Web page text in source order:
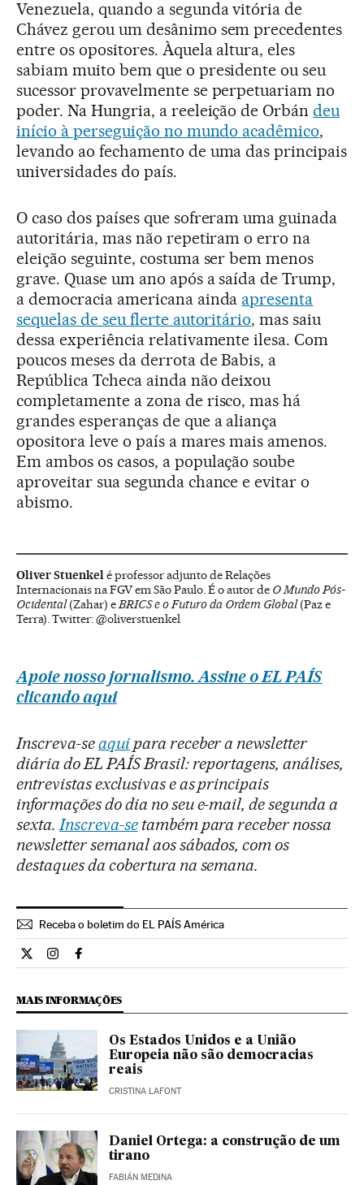
Venezuela, quando a segunda vitória de
Chávez gerou um desânimo sem precedentes
entre os opositores. Àquela altura, eles
sabiam muito bem que o presidente ou seu
sucessor provavelmente se perpetuariam no
poder. Na Hungria, a reeleição de Orbándeu
início à perseguição no mundo acadêmico,
levando ao fechamento de uma das principais
universidades do país.
O caso dos países que sofreram uma guinada
autoritária, mas não repetiram o erro na
eleição seguinte, costuma ser bem menos
grave. Quase um ano após a saída de Trump,
a democracia americana ainda apresenta
sequelas de seu flerte autoritário, mas saiu
dessa experiência relativamente ilesa. Com
poucos meses da derrota de Babis, a
República Tcheca ainda não deixou
completamente a zona de risco, mas há
grandes esperanças de que a aliança
opositora leve o país a mares mais amenos.
Em ambos os casos, a população soube
aproveitar sua segunda chance e evitar o
abismo.
Oliver Stuenkelé professor adjunto de Relações
Internacionais na FGV em São Paulo. É o autor de O Mundo Pós-
Ocidental(Zahar) eBRICS e o Futuro da Ordem Global(Paz e
Terra). Twitter: @oliverstuenkel
Apoie nosso jornalismo. Assine o EL PAÍS
clicando aqui
Inscreva-seaquipara receber a newsletter
diária do EL PAÍS Brasil: reportagens, análises,
entrevistas exclusivas e as principais
informações do dia no seu e-mail, de segunda a
sexta.Inscreva-setambém para receber nossa
newsletter semanal aos sábados, com os
destaques da cobertura na semana.
Receba o boletim do EL PAÍS América
Opiniao El País Brasil en Twitter
Opiniao El País Brasil en Instagram
Opiniao El País Brasil en Facebook
MAIS INFORMAÇÕES
Os Estados Unidos e a União
Europeia não são democracias
reais
CRISTINA LAFONT
Daniel Ortega: a construção de um
tirano
FABIÁN MEDINA